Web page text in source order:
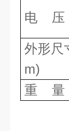
电 压
外形尺
m)
重 量